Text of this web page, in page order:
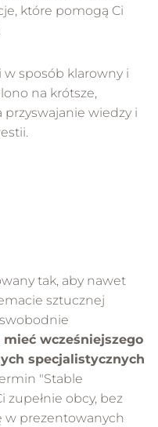
które pomogą Ci
sposób klarowny i
na krótsze,
przyswajanie wiedzy i
tak, aby nawet
sztucznej
mieć wcześniejszego
specjalistycznych
"Stable
zupełnie obcy, bez
w prezentowanych